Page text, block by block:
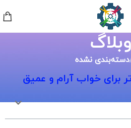
وبلاگ
دسته‌بندی نشده